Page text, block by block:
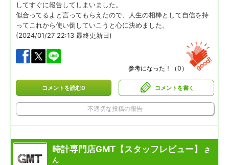
してすぐに報告してしまいました。
似合ってるよと言ってもらえたので、人生の相棒として自信を持
ってこれから使い倒していこうと心に決めました。
(2024/01/27 22:13 最終更新日)
参考になった！（0 ）
コメントを読む0 コメントを書く
不適切な投稿の報告
時計専門店GMT【スタッフレビュー】
さ
ん